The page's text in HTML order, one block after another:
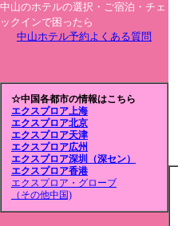
中山のホテルの選択・ご宿泊・チェ
ックインで困ったら
中山ホテル予約よくある質問
☆中国各都市の情報はこちら
エクスプロア上海
エクスプロア北京
エクスプロア天津
エクスプロア広州
エクスプロア深圳（深セン）
エクスプロア香港
エクスプロア・グローブ
（その他中国)